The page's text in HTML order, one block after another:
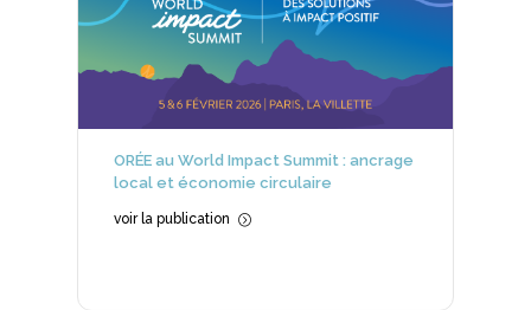
ORÉE au World Impact Summit : ancrage
local et économie circulaire
voir la publication =